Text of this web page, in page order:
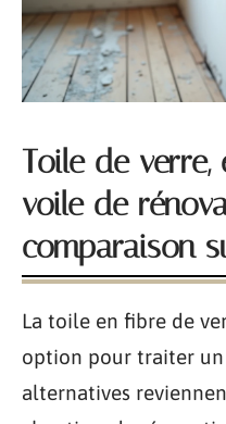
Toile de
voile de
comparaison
La toile en fibre de
option pour traiter un
alternatives